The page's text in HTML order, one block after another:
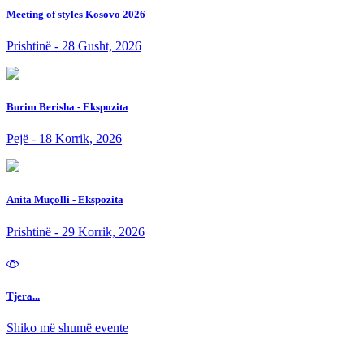
Meeting of styles Kosovo 2026
Prishtinë - 28 Gusht, 2026
Burim Berisha - Ekspozita
Pejë - 18 Korrik, 2026
Anita Muçolli - Ekspozita
Prishtinë - 29 Korrik, 2026
Tjera...
Shiko më shumë evente